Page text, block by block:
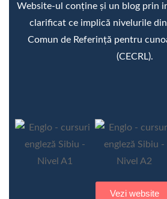
Website-ul conține și un blog prin
clarificat ce implică nivelurile
Comun de Referință pentru
(CECRL).
Vezi website